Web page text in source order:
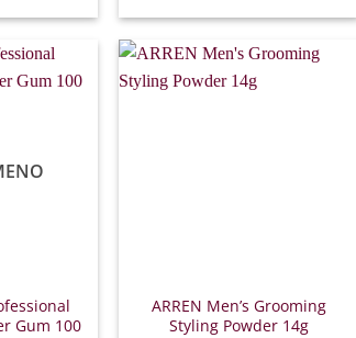
Gum 100
ARREN Men’s Grooming
Styling Powder 14g